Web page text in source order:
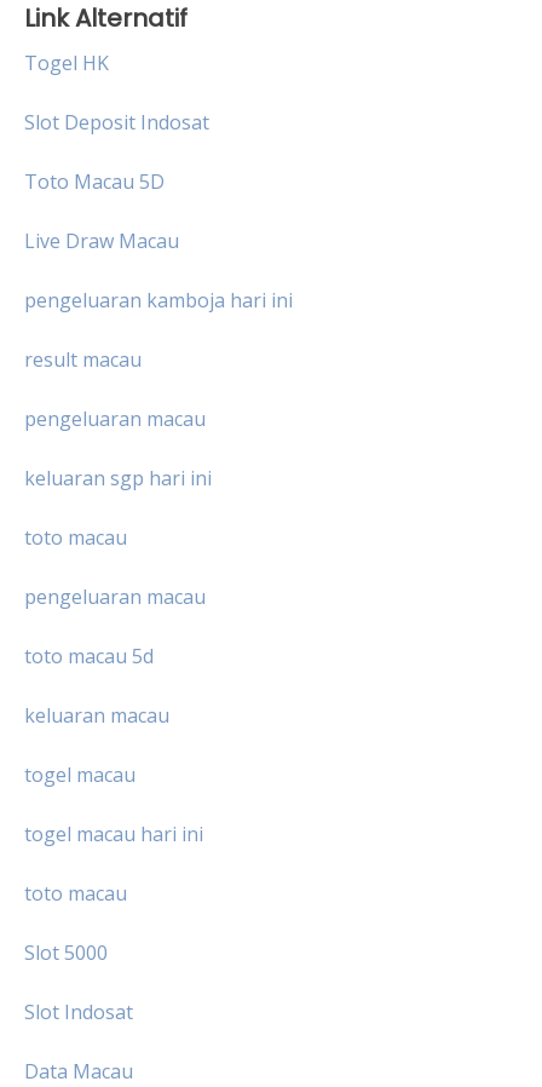
Link Alternatif
Togel HK
Slot Deposit Indosat
Toto Macau 5D
Live Draw Macau
pengeluaran kamboja hari ini
result macau
pengeluaran macau
keluaran sgp hari ini
toto macau
pengeluaran macau
toto macau 5d
keluaran macau
togel macau
togel macau hari ini
toto macau
Slot 5000
Slot Indosat
Data Macau